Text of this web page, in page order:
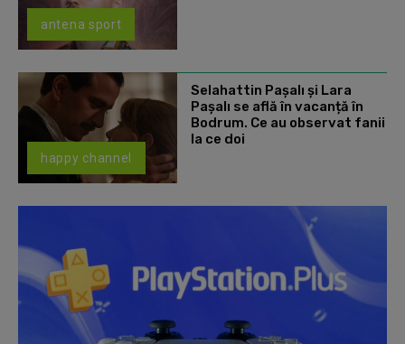
antena sport
happy channel
Selahattin Paşalı și Lara
Paşalı se află în vacanță în
Bodrum. Ce au observat fanii
la ce doi